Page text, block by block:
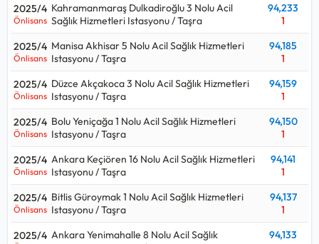
2025/4
Önlisans
Kahramanmaraş Dulkadiroğlu 3 Nolu Acil
Sağlık Hizmetleri Istasyonu / Taşra
94,233
1
2025/4
Önlisans
Manisa Akhisar 5 Nolu Acil Sağlık Hizmetleri
Istasyonu / Taşra
94,185
1
2025/4
Önlisans
Düzce Akçakoca 3 Nolu Acil Sağlık Hizmetleri
Istasyonu / Taşra
94,159
1
2025/4
Önlisans
Bolu Yeniçağa 1 Nolu Acil Sağlık Hizmetleri
Istasyonu / Taşra
94,150
1
2025/4
Önlisans
Ankara Keçiören 16 Nolu Acil Sağlık Hizmetleri
Istasyonu / Taşra
94,141
1
2025/4
Önlisans
Bitlis Güroymak 1 Nolu Acil Sağlık Hizmetleri
Istasyonu / Taşra
94,137
1
2025/4 Ankara Yenimahalle 8 Nolu Acil Sağlık
94,133